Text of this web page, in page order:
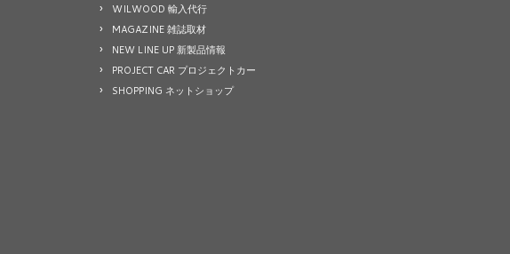
WILWOOD 輸入代行
MAGAZINE 雑誌取材
NEW LINE UP 新製品情報
PROJECT CAR プロジェクトカー
SHOPPING ネットショップ